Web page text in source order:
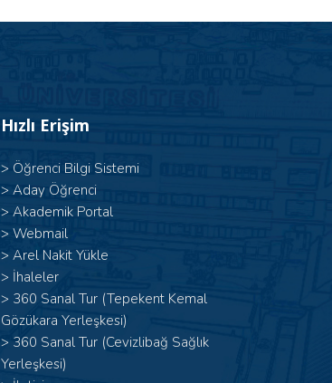
Hızlı Erişim
> Öğrenci Bilgi Sistemi
> Aday Öğrenci
> Akademik Portal
> Webmail
> Arel Nakit Yükle
> İhaleler
> 360 Sanal Tur (Tepekent Kemal
Gözükara Yerleşkesi)
> 360 Sanal Tur (Cevizlibağ Sağlık
Yerleşkesi)